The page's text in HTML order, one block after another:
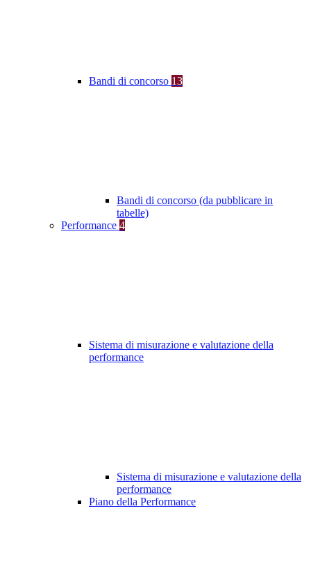
Bandi di concorso 13
Bandi di concorso (da pubblicare in
tabelle)
Performance 4
Sistema di misurazione e valutazione della
performance
Sistema di misurazione e valutazione della
performance
Piano della Performance